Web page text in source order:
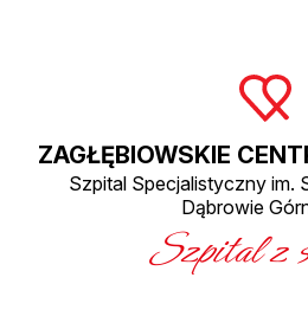
ZAGŁĘBIOWSKIE
Szpital Specjalistyczny im.
Dąbrowie
Szpital z